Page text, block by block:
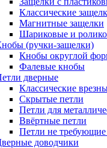
Классические
Магнитные защелки
Шариковые и
(ручки-защелки)
Кнобы округлой
Фалевые кнобы
дверные
Классические
Скрытые петли
Петли для
Ввёртные петли
Петли не требующие
доводчики